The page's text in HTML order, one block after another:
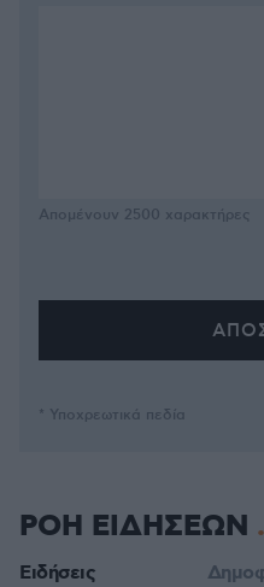
Απομένουν 2500 χαρακτήρες
* Υποχρεωτικά πεδία
ΡΟΗ ΕΙΔΗΣΕΩΝ
Ειδήσεις